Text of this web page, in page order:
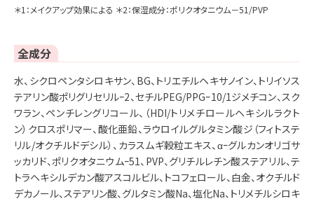
＊1：メイクアップ効果による ＊2：保湿成分：ポリクオタニウム－51/PVP
全成分
水、シクロペンタシロキサン、BG、トリエチルヘキサノイン、トリイソス
テアリン酸ポリグリセリルｰ2、セチルPEG/PPGｰ10/1ジメチコン、スク
ワラン、ペンチレングリコール、（HDI/トリメチロールヘキシルラクト
ン）クロスポリマー、酸化亜鉛、ラウロイルグルタミン酸ジ（フィトステ
リル/オクチルドデシル）、カラスムギ穀粒エキス、αｰグルカンオリゴサ
ッカリド、ポリクオタニウムｰ51、PVP、グリチルレチン酸ステアリル、テ
トラヘキシルデカン酸アスコルビル、トコフェロール、白金、オクチルド
デカノール、ステアリン酸、グルタミン酸Na、塩化Na、トリメチルシロキ